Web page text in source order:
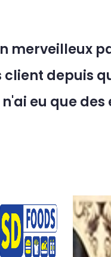
merveilleux
depuis
eu que des